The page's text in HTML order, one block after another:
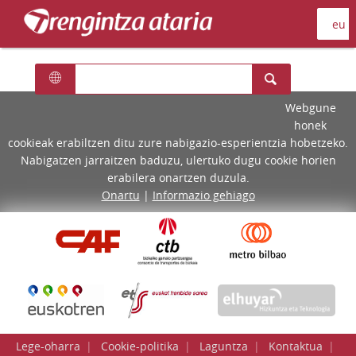
Webgune
honek
cookieak erabiltzen ditu zure nabigazio-esperientzia hobetzeko.
Nabigatzen jarraitzen baduzu, ulertuko dugu cookie horien
erabilera onartzen duzula.
Onartu | Informazio gehiago
Lege-oharra Cookie-politika Laguntza Kontaktua